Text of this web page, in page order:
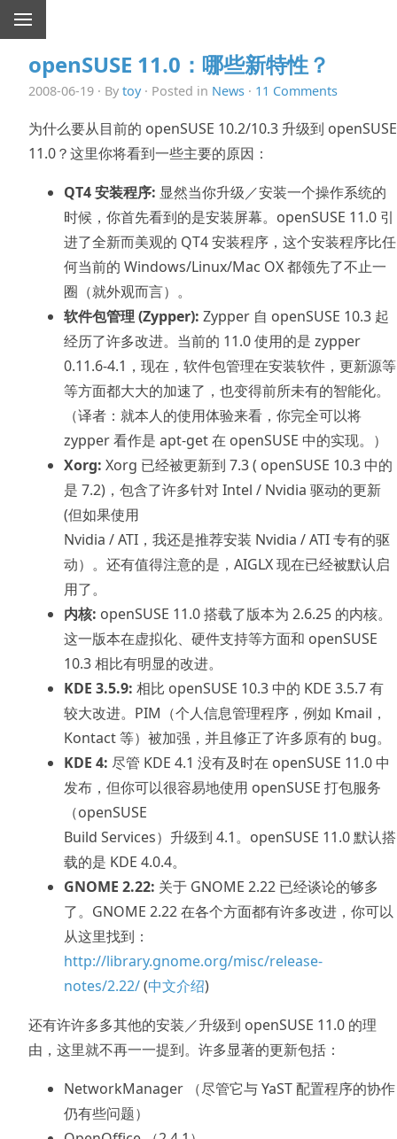
openSUSE 11.0：哪些新特性？
2008-06-19 · By toy· Posted in News · 11 Comments
为什么要从目前的 openSUSE 10.2/10.3 升级到 openSUSE
11.0？这里你将看到一些主要的原因：
QT4 安装程序: 显然当你升级／安装一个操作系统的
时候，你首先看到的是安装屏幕。openSUSE 11.0 引
进了全新而美观的 QT4 安装程序，这个安装程序比任
何当前的 Windows/Linux/Mac OX 都领先了不止一
圈（就外观而言）。
软件包管理 (Zypper): Zypper 自 openSUSE 10.3 起
经历了许多改进。当前的 11.0 使用的是 zypper
0.11.6-4.1，现在，软件包管理在安装软件，更新源等
等方面都大大的加速了，也变得前所未有的智能化。
（译者：就本人的使用体验来看，你完全可以将
zypper 看作是 apt-get 在 openSUSE 中的实现。）
Xorg: Xorg 已经被更新到 7.3 ( openSUSE 10.3 中的
是 7.2)，包含了许多针对 Intel / Nvidia 驱动的更新
(但如果使用
Nvidia / ATI，我还是推荐安装 Nvidia / ATI 专有的驱
动）。还有值得注意的是，AIGLX 现在已经被默认启
用了。
内核: openSUSE 11.0 搭载了版本为 2.6.25 的内核。
这一版本在虚拟化、硬件支持等方面和 openSUSE
10.3 相比有明显的改进。
KDE 3.5.9: 相比 openSUSE 10.3 中的 KDE 3.5.7 有
较大改进。PIM（个人信息管理程序，例如 Kmail，
Kontact 等）被加强，并且修正了许多原有的 bug。
KDE 4: 尽管 KDE 4.1 没有及时在 openSUSE 11.0 中
发布，但你可以很容易地使用 openSUSE 打包服务
（openSUSE
Build Services）升级到 4.1。openSUSE 11.0 默认搭
载的是 KDE 4.0.4。
GNOME 2.22: 关于 GNOME 2.22 已经谈论的够多
了。GNOME 2.22 在各个方面都有许多改进，你可以
从这里找到：
http://library.gnome.org/misc/release-
notes/2.22/(中文介绍)
还有许许多多其他的安装／升级到 openSUSE 11.0 的理
由，这里就不再一一提到。许多显著的更新包括：
NetworkManager （尽管它与 YaST 配置程序的协作
仍有些问题）